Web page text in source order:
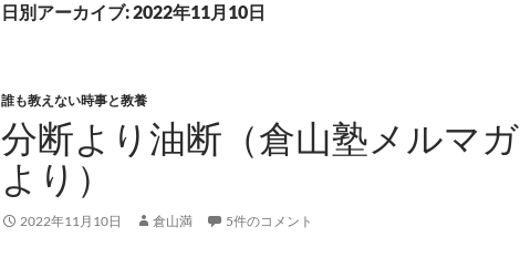
日別アーカイブ: 2022年11月10日
誰も教えない時事と教養
分断より油断（倉山塾メルマガ
より）
2022年11月10日 倉山満 5件のコメント